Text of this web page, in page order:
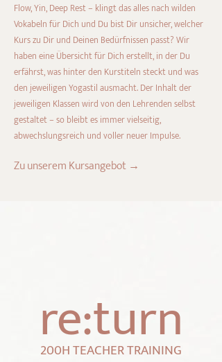
Flow, Yin, Deep Rest – klingt das alles nach wilden
Vokabeln für Dich und Du bist Dir unsicher, welcher
Kurs zu Dir und Deinen Bedürfnissen passt? Wir
haben eine Übersicht für Dich erstellt, in der Du
erfährst, was hinter den Kurstiteln steckt und was
den jeweiligen Yogastil ausmacht. Der Inhalt der
jeweiligen Klassen wird von den Lehrenden selbst
gestaltet – so bleibt es immer vielseitig,
abwechslungsreich und voller neuer Impulse.
Zu unserem Kursangebot →
re:turn
200H TEACHER TRAINING